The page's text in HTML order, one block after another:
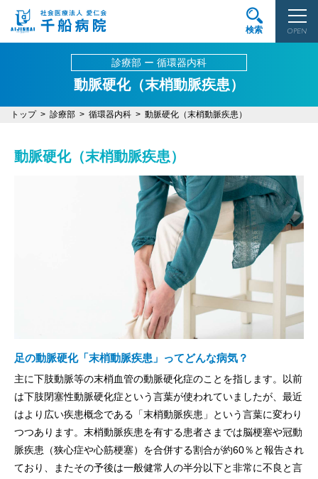
OPEN
検索
診療部 ー 循環器内科
動脈硬化（末梢動脈疾患）
トップ 診療部 循環器内科 動脈硬化（末梢動脈疾患）
動脈硬化（末梢動脈疾患）
足の動脈硬化「末梢動脈疾患」ってどんな病気？
主に下肢動脈等の末梢血管の動脈硬化症のことを指します。以前
は下肢閉塞性動脈硬化症という言葉が使われていましたが、最近
はより広い疾患概念である「末梢動脈疾患」という言葉に変わり
つつあります。末梢動脈疾患を有する患者さまでは脳梗塞や冠動
脈疾患（狭心症や心筋梗塞）を合併する割合が約60％と報告され
ており、またその予後は一般健常人の半分以下と非常に不良と言